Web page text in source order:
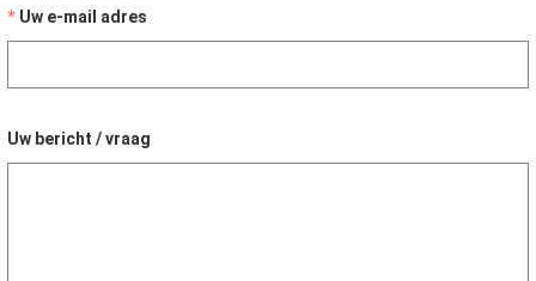
Uw e-mail adres
Uw bericht / vraag